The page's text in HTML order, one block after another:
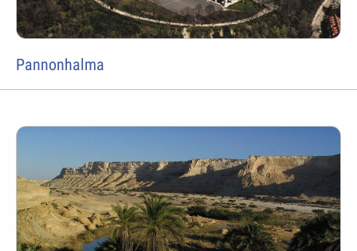
Pannonhalma